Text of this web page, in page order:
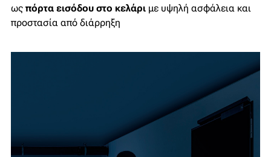
ως πόρτα εισόδου στο κελάρι με υψηλή ασφάλεια και
προστασία από διάρρηξη